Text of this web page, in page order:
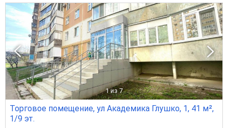
1 из 7
Торговое помещение, ул Академика Глушко, 1, 41 м²,
1/9 эт.